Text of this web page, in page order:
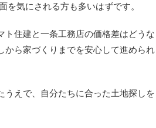
気にされる方も多いはずです。
住建と一条工務店の価格差はどうな
ら家づくりまでを安心して進められ
えで、自分たちに合った土地探しを